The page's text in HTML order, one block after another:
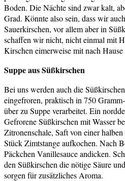
Boden. Die Nächte sind zwar kalt,
Grad. Könnte also sein, dass wir
Sauerkirschen, vor allem aber in
schaffen wir nicht, nicht einmal mit
Kirschen eimerweise mit nach Hause
Suppe aus Süßkirschen
Bei uns werden auch die
eingefroren, praktisch in 750
über zu Suppe verarbeitet. Ein
Gefrorene Süßkirschen mit Wasser
Zitronenschale, Saft von einer
Stück Zimtstange aufkochen. Nach
Päckchen Vanillesauce andicken.
den Süßkirschen die nötige Säure
sorgen für zusätzliches Aroma.